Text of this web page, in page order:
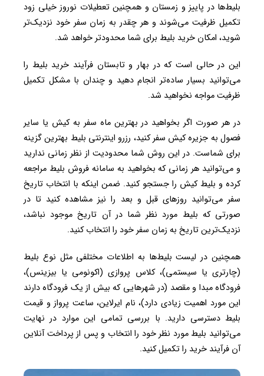
بلیط‌ها در پاییز و زمستان و همچنین تعطیلات نوروز خیلی زود
تکمیل ظرفیت می‌شوند و هر چقدر به زمان سفر خود نزدیک‌تر
شوید، امکان خرید بلیط برای شما محدودتر خواهد شد.
این در حالی‌ است که در بهار و تابستان فرآیند خرید بلیط را
می‌توانید بسیار ساده‌تر انجام دهید و چندان با مشکل تکمیل
ظرفیت مواجه نخواهید شد.
در هر صورت اگر بخواهید در بهترین ماه سفر به کیش یا سایر
فصول به جزیره کیش سفر کنید، رزرو اینترنتی بلیط بهترین گزینه
برای شماست. در این روش شما محدودیت از نظر زمانی ندارید
و می‌توانید هر زمانی که بخواهید به سامانه فروش بلیط مراجعه
کرده و بلیط کیش را جستجو کنید. ضمن اینکه با انتخاب تاریخ
سفر می‌توانید روزهای قبل و بعد را نیز مشاهده کنید تا در
صورتی که بلیط مورد نظر شما در آن تاریخ موجود نباشد،
نزدیک‌ترین تاریخ به زمان سفر خود را انتخاب کنید.
همچنین در لیست بلیط‌ها به اطلاعات مختلفی مثل نوع بلیط
(چارتری یا سیستمی)، کلاس پروازی (اکونومی یا بیزینس)،
فرودگاه مبدا و مقصد (در شهرهایی که بیش از یک فرودگاه دارند
این مورد اهمیت زیادی دارد)، نام ایرلاین، ساعت پرواز و قیمت
بلیط دسترسی دارید. با بررسی تمامی این موارد در نهایت
می‌توانید بلیط مورد نظر خود را انتخاب و پس از پرداخت آنلاین
آن فرآیند خرید را تکمیل کنید.